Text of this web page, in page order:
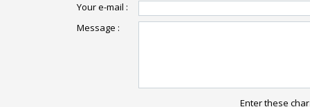
Your e-mail :
Message :
Enter these